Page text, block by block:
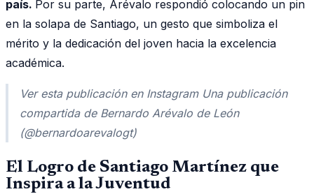
país. Por su parte, Arévalo respondió colocando un pin
en la solapa de Santiago, un gesto que simboliza el
mérito y la dedicación del joven hacia la excelencia
académica.
Ver esta publicación en Instagram Una publicación
compartida de Bernardo Arévalo de León
(@bernardoarevalogt)
El Logro de Santiago Martínez que
Inspira a la Juventud